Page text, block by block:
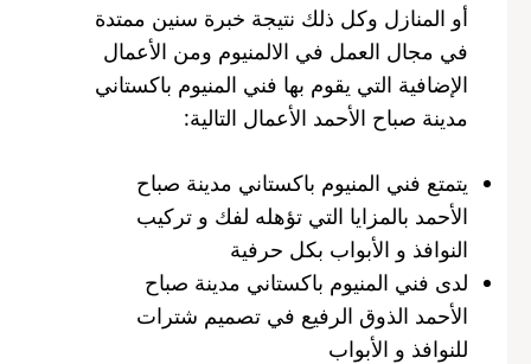
أو المنازل وكل ذلك نتيجة خبرة سنين ممتدة
في مجال العمل في الالمنيوم ومن الأعمال
الإضافية التي يقوم بها فني المنيوم باكستاني
مدينة صباح الأحمد الأعمال التالية:
يتمتع فني المنيوم باكستاني مدينة صباح
الأحمد بالمزايا التي تؤهله لفك و تركيب
النوافذ و الأبواب بكل حرفية
لدى فني المنيوم باكستاني مدينة صباح
الأحمد الذوق الرفيع في تصميم شترات
للنوافذ و الأبواب